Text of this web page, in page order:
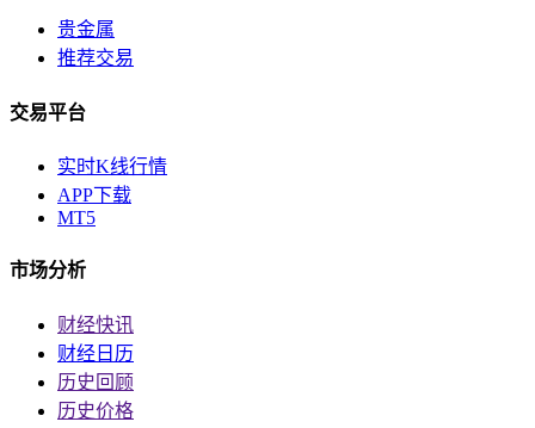
贵金属
推荐交易
交易平台
实时K线行情
APP下载
MT5
市场分析
财经快讯
财经日历
历史回顾
历史价格